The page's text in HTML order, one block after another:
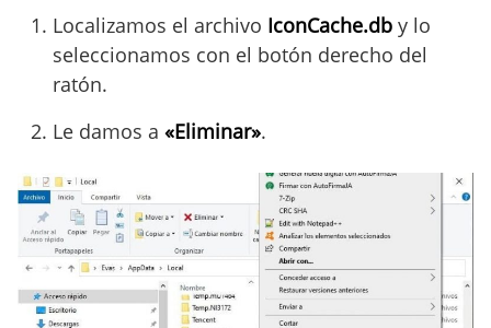
Localizamos el archivo IconCache.db y lo
seleccionamos con el botón derecho del
ratón.
Le damos a «Eliminar».